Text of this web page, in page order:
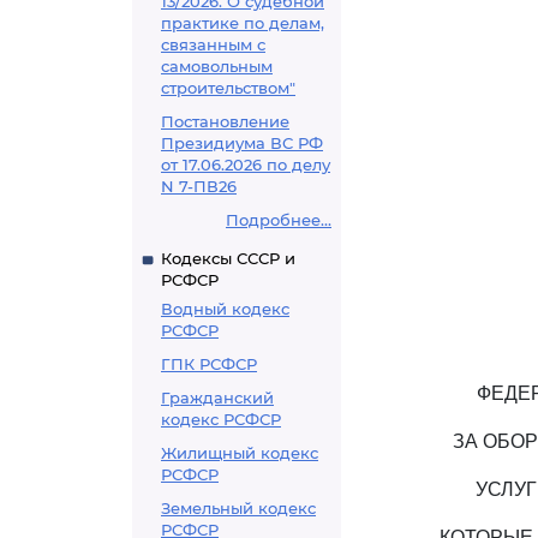
практике по делам,
связанным с
самовольным
строительством"
Постановление
Президиума ВС РФ
от 17.06.2026 по делу
N 7-ПВ26
Подробнее...
Кодексы СССР и
РСФСР
Водный кодекс
РСФСР
ГПК РСФСР
Гражданский
кодекс РСФСР
Жилищный кодекс
РСФСР
Земельный кодекс
РСФСР
ЗА